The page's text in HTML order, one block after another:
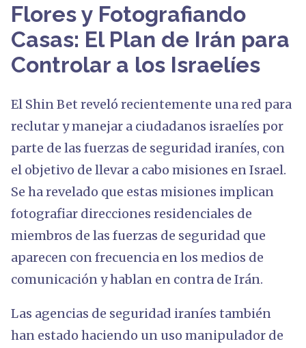
Flores y Fotografiando
Casas: El Plan de Irán para
Controlar a los Israelíes
El Shin Bet reveló recientemente una red para
reclutar y manejar a ciudadanos israelíes por
parte de las fuerzas de seguridad iraníes, con
el objetivo de llevar a cabo misiones en Israel.
Se ha revelado que estas misiones implican
fotografiar direcciones residenciales de
miembros de las fuerzas de seguridad que
aparecen con frecuencia en los medios de
comunicación y hablan en contra de Irán.
Las agencias de seguridad iraníes también
han estado haciendo un uso manipulador de